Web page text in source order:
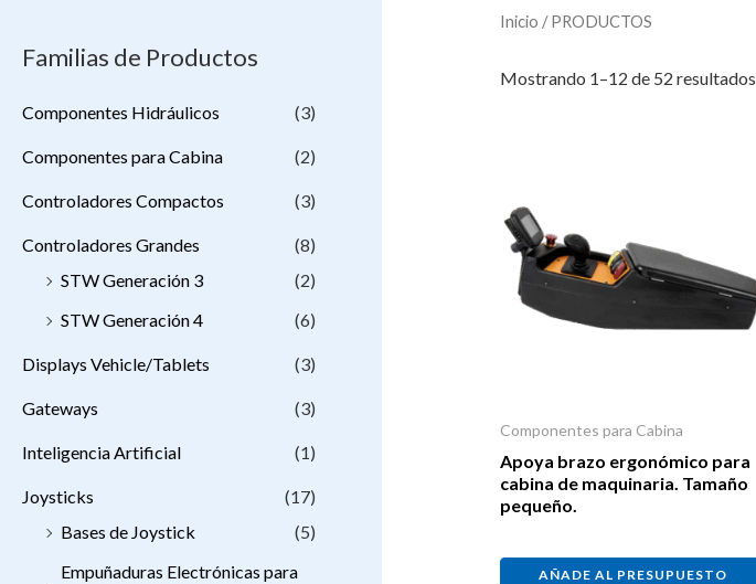
Familias de Productos
Componentes Hidráulicos (3)
Componentes para Cabina (2)
Controladores Compactos (3)
Controladores Grandes
(8)
STW Generación 3
(2)
STW Generación 4
(6)
Displays Vehicle/Tablets (3)
Gateways (3)
Inteligencia Artificial (1)
Joysticks
(17)
Bases de Joystick
(5)
Empuñaduras Electrónicas para
Inicio / PRODUCTOS
Mostrando 1–12 de 52 resultados
Componentes para Cabina
Apoya brazo ergonómico para
cabina de maquinaria. Tamaño
pequeño.
AÑADE AL PRESUPUESTO